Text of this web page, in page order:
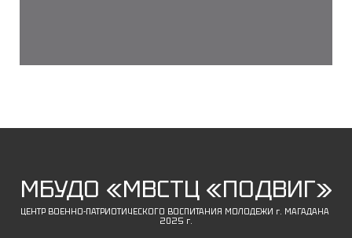
МБУДО «МВСТЦ «ПОДВИГ»
ЦЕНТР ВОЕННО-ПАТРИОТИЧЕСКОГО ВОСПИТАНИЯ МОЛОДЕЖИ г. МАГАДАНА
2025 г.